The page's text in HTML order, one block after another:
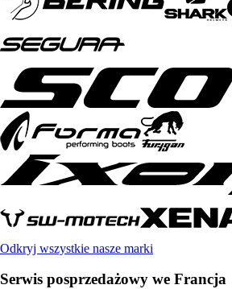
Odkryj wszystkie nasze marki
Serwis posprzedażowy we Francja